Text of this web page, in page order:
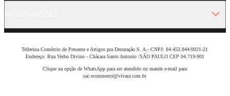
Tellerina Comércio de Presente e Artigos pra Decoração S. A.- CNPJ: 84.453.844/0021-21
Endereço: Rua Verbo Divino - Chácara Santo Antonio /SÃO PAULO CEP 04.719-901
Clique na opção de WhatsApp para ser atendido ou mande e-mail para
sac.ecommerce@vivara.com.br